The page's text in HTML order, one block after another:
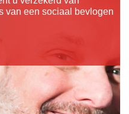
van een sociaal bevlogen